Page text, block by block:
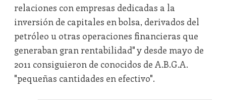
relaciones con empresas dedicadas a la
inversión de capitales en bolsa, derivados del
petróleo u otras operaciones financieras que
generaban gran rentabilidad" y desde mayo de
2011 consiguieron de conocidos de A.B.G.A.
"pequeñas cantidades en efectivo".